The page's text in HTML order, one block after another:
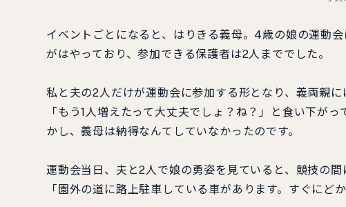
イベントごとになると、はりきる義母。4歳の娘の運動
がはやっており、参加できる保護者は2人まででした。
私と夫の2人だけが運動会に参加する形となり、義両親
「もう1人増えたって大丈夫でしょ？ね？」と食い下が
かし、義母は納得なんてしていなかったのです。
運動会当日、夫と2人で娘の勇姿を見ていると、競技の
「園外の道に路上駐車している車があります。すぐにど